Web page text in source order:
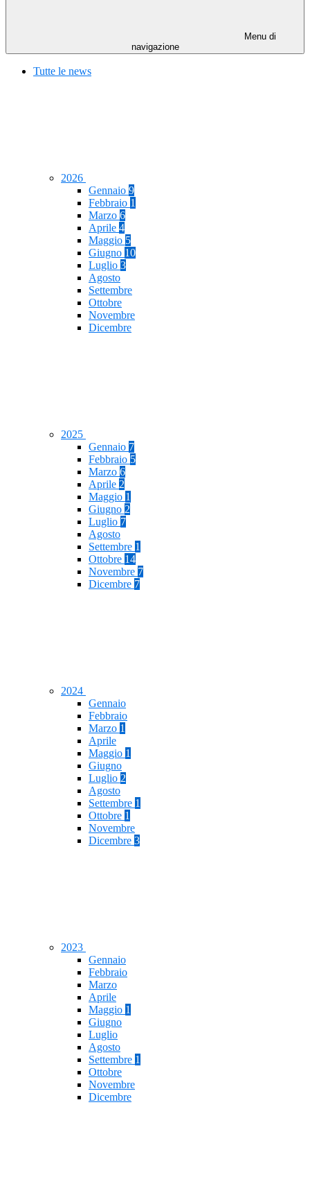
Menu di
navigazione
Tutte le news
2026
Gennaio 9
Febbraio 1
Marzo 6
Aprile 4
Maggio 5
Giugno 10
Luglio 3
Agosto
Settembre
Ottobre
Novembre
Dicembre
2025
Gennaio 7
Febbraio 5
Marzo 6
Aprile 2
Maggio 1
Giugno 2
Luglio 7
Agosto
Settembre 1
Ottobre 14
Novembre 7
Dicembre 7
2024
Gennaio
Febbraio
Marzo 1
Aprile
Maggio 1
Giugno
Luglio 2
Agosto
Settembre 1
Ottobre 1
Novembre
Dicembre 3
2023
Gennaio
Febbraio
Marzo
Aprile
Maggio 1
Giugno
Luglio
Agosto
Settembre 1
Ottobre
Novembre
Dicembre